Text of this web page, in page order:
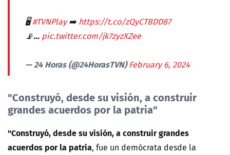
🖥#TVNPlay➡️ https://t.co/zQyCTBDD87
📡… pic.twitter.com/jk7zyzXZee
— 24 Horas (@24HorasTVN)February 6, 2024
"Construyó, desde su visión, a construir
grandes acuerdos por la patria"
"Construyó, desde su visión, a construir grandes
acuerdos por la patria, fue un demócrata desde la